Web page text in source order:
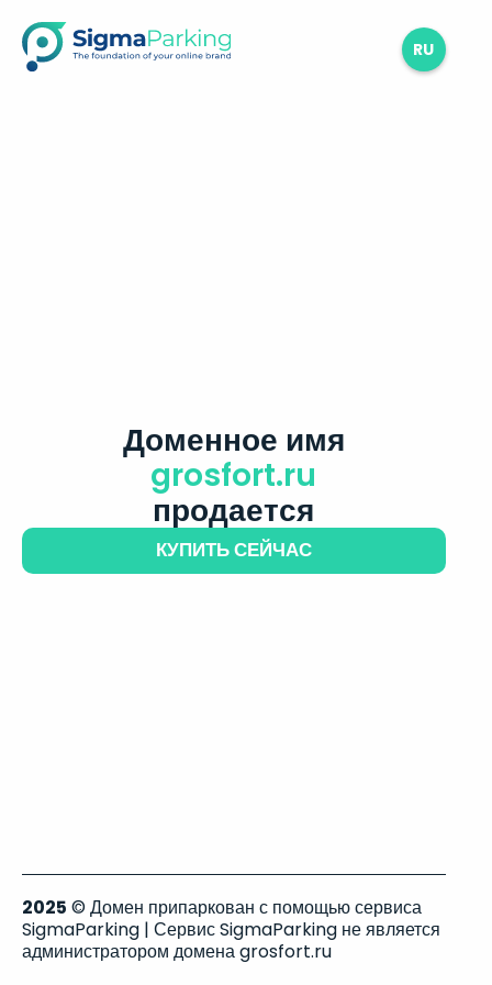
RU
Доменное имя
grosfort.ru
продается
КУПИТЬ СЕЙЧАС
2025 © Домен припаркован с помощью сервиса
SigmaParking | Сервис SigmaParking не является
администратором домена grosfort.ru